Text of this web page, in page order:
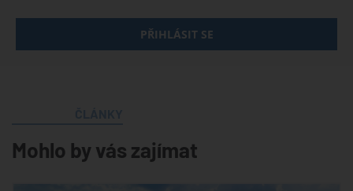
PŘIHLÁSIT SE
Mohlo by vás zajímat